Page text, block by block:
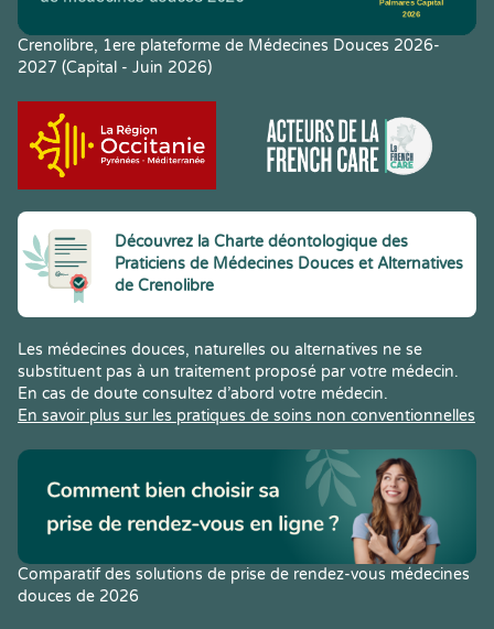
Crenolibre, 1ere plateforme de Médecines Douces 2026-
2027 (Capital - Juin 2026)
Découvrez la Charte déontologique des
Praticiens de Médecines Douces et Alternatives
de Crenolibre
Les médecines douces, naturelles ou alternatives ne se
substituent pas à un traitement proposé par votre médecin.
En cas de doute consultez d’abord votre médecin.
En savoir plus sur les pratiques de soins non conventionnelles
Comparatif des solutions de prise de rendez-vous médecines
douces de 2026